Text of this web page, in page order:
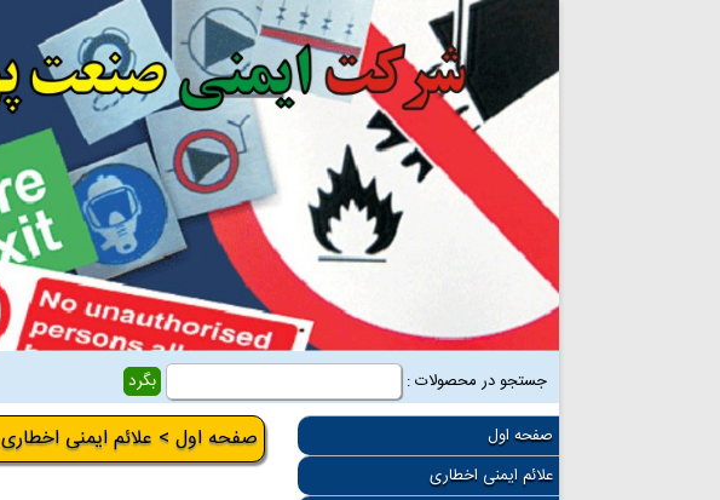
جستجو در محصولات :
صفحه اول
علائم ایمنی اخطاری
صفحه اول> علائم ایمنی اخطاری